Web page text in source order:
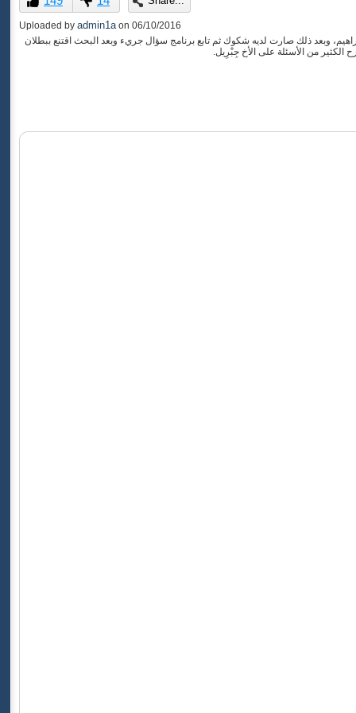
of
0
seconds
Uploaded by admin1a on 06/10/2016
وبعد ذلك صارت لديه شكوك ثم تابع برنامج سؤال جريء وبعد البحث اقتنع ببطلان
الكثير من الأسئلة على الأخ جِبْرِيل.